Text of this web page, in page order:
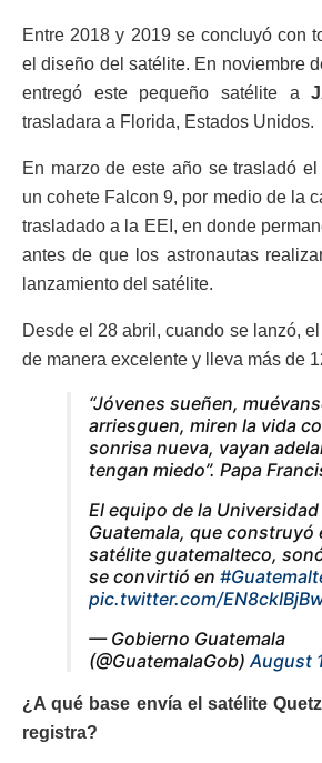
Entre 2018 y 2019 se concluyó con
el diseño del satélite. En noviembre
entregó este pequeño satélite a
trasladara a Florida, Estados Unidos.
En marzo de este año se trasladó
un cohete Falcon 9, por medio de la
trasladado a la EEI, en donde
antes de que los astronautas
lanzamiento del satélite.
Desde el 28 abril, cuando se lanzó,
de manera excelente y lleva más de
“Jóvenes sueñen,
arriesguen, miren la vida
sonrisa nueva, vayan
tengan miedo”. Papa
El equipo de la Universidad
Guatemala, que construyó
satélite guatemalteco,
se convirtió en
pic.twitter.com/
— Gobierno Guatemala
(@GuatemalaGob)August
¿A qué base envía el satélite
registra?